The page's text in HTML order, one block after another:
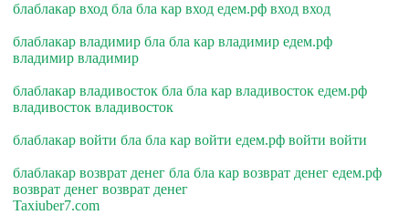
блаблакар вход бла бла кар вход едем.рф вход вход
блаблакар владимир бла бла кар владимир едем.рф
владимир владимир
блаблакар владивосток бла бла кар владивосток едем.рф
владивосток владивосток
блаблакар войти бла бла кар войти едем.рф войти войти
блаблакар возврат денег бла бла кар возврат денег едем.рф
возврат денег возврат денег
Taxiuber7.com